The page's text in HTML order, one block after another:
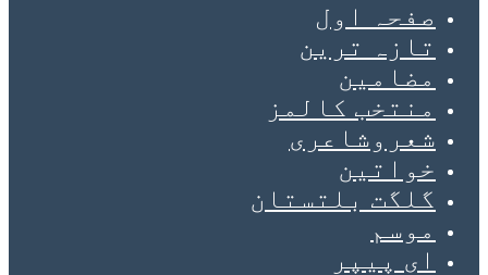
صفحہ اول
تازہ ترین
مضامین
منتخب کالمز
شعروشاعری
خواتین
گلگت بلتستان
موسم
ای پیپر